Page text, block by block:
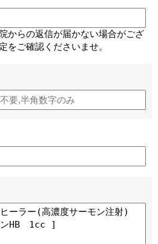
からの返信が届かない場合がござ
をご確認くださいませ。